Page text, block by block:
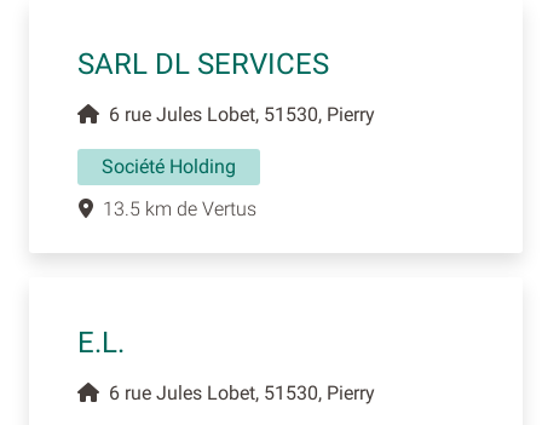
SARL DL SERVICES
6 rue Jules Lobet, 51530, Pierry
Société Holding
13.5 km de Vertus
E.L.
6 rue Jules Lobet, 51530, Pierry